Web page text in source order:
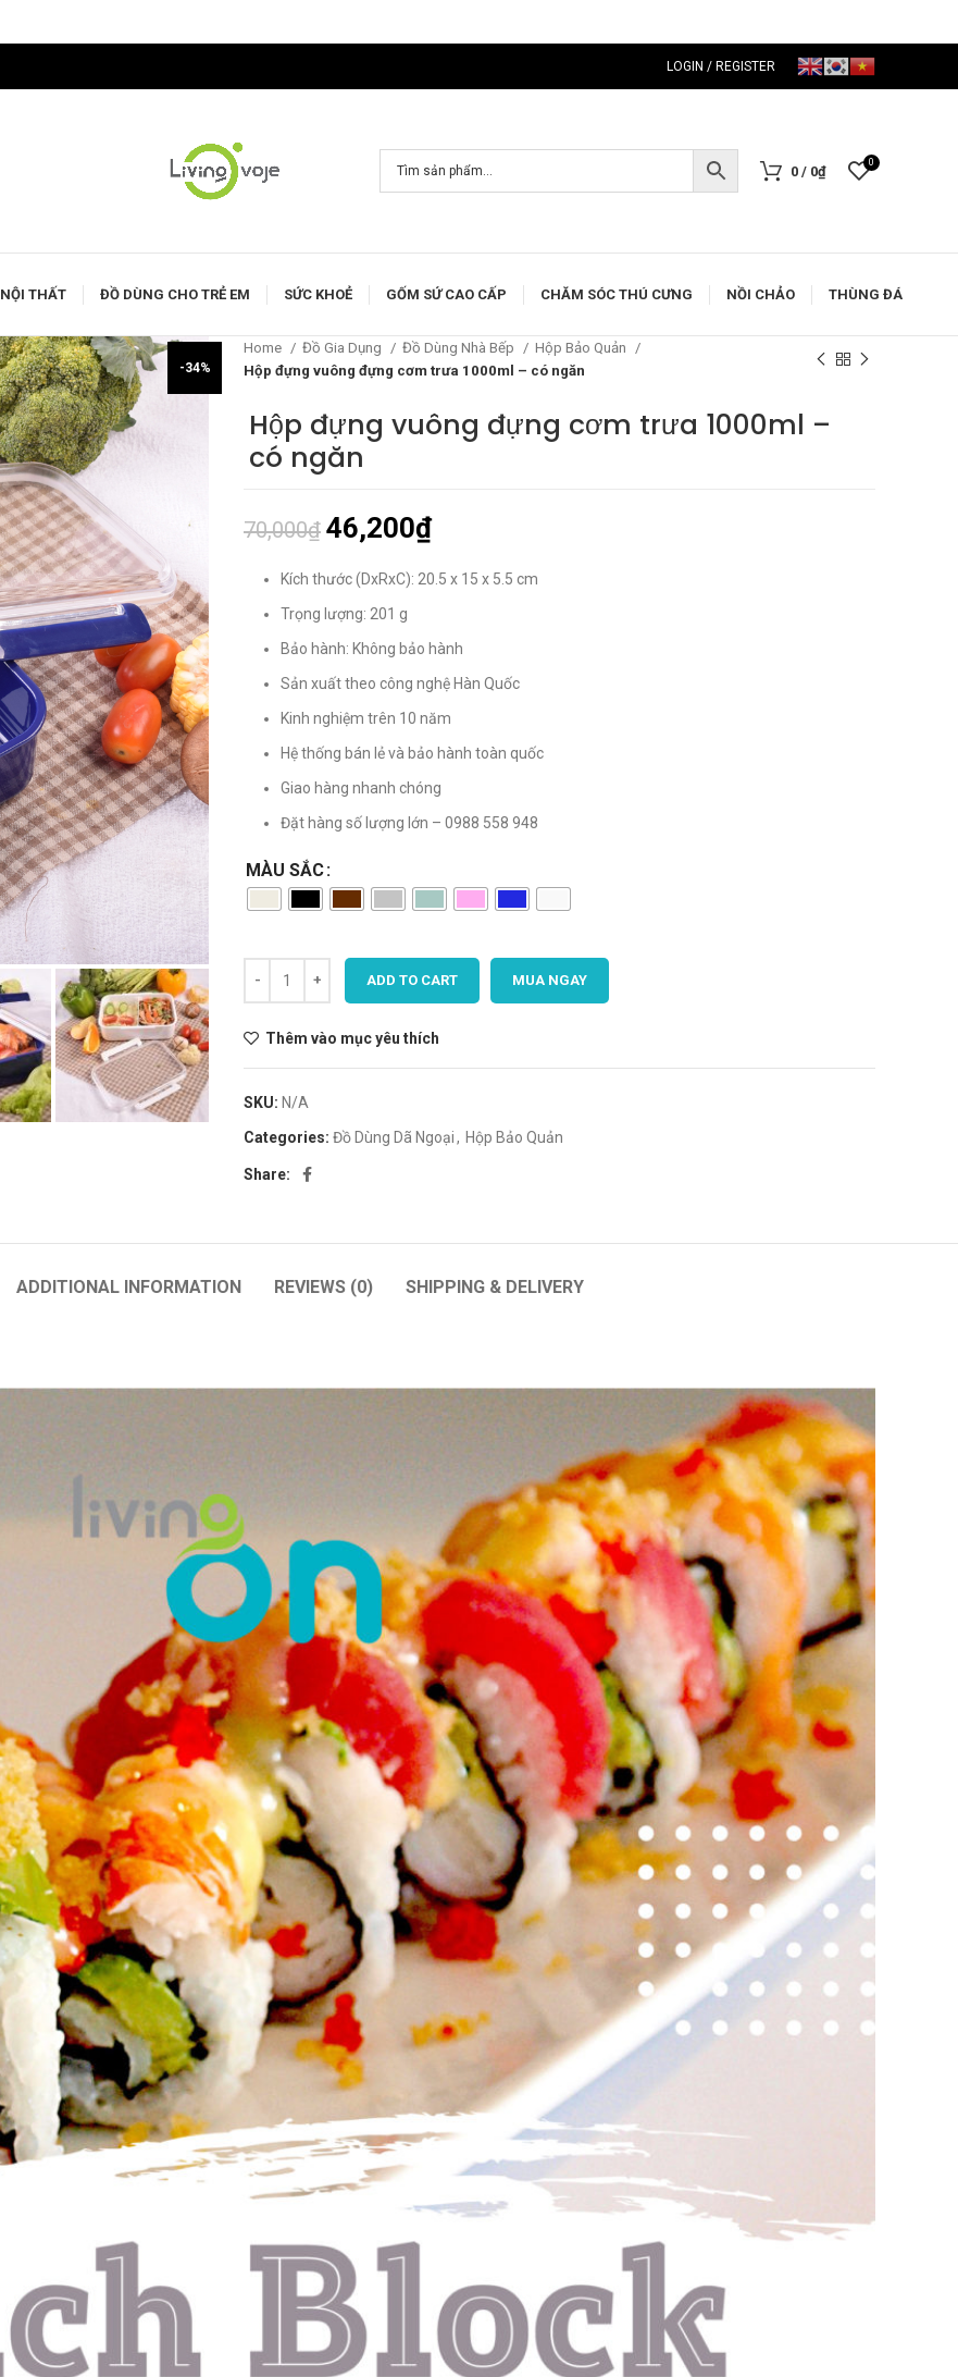
LOGIN / REGISTER
0 / 0₫
0
NỘI THẤT ĐỒ DÙNG CHO TRẺ EM SỨC KHOẺ GỐM SỨ CAO CẤP CHĂM SÓC THÚ CƯNG NỒI CHẢO THÙNG ĐÁ
-34%
Home Đồ Gia Dụng Đồ Dùng Nhà Bếp
Hộp Bảo Quản
Hộp đựng vuông đựng cơm trưa 1000ml – có ngăn
Hộp đựng vuông đựng cơm trưa 1000ml –
có ngăn
70,000₫ 46,200₫
Kích thước (DxRxC): 20.5 x 15 x 5.5 cm
Trọng lượng: 201 g
Bảo hành: Không bảo hành
Sản xuất theo công nghệ Hàn Quốc
Kinh nghiệm trên 10 năm
Hệ thống bán lẻ và bảo hành toàn quốc
Giao hàng nhanh chóng
Đặt hàng số lượng lớn – 0988 558 948
MÀU SẮC
ADD TO CART MUA NGAY
Thêm vào mục yêu thích
SKU: N/A
Categories: Đồ Dùng Dã Ngoại, Hộp Bảo Quản
Share:
ADDITIONAL INFORMATION REVIEWS (0) SHIPPING & DELIVERY